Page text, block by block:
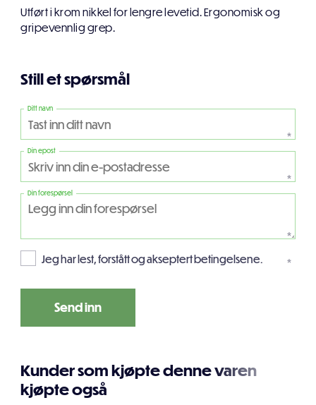
Utført i krom nikkel for lengre levetid. Ergonomisk og
gripevennlig grep.
Still et spørsmål
Ditt navn
*
Din epost
*
Din forespørsel
*
Jeg har lest, forstått og akseptert betingelsene. *
Kunder som kjøpte denne varen
kjøpte også